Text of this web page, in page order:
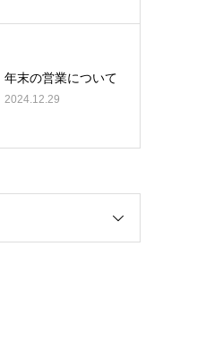
年末の営業について
2024.12.29